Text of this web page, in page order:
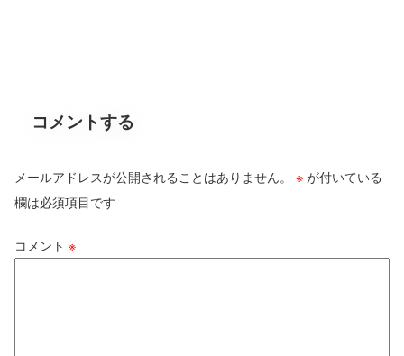
コメントする
メールアドレスが公開されることはありません。 ※が付いている
欄は必須項目です
コメント ※